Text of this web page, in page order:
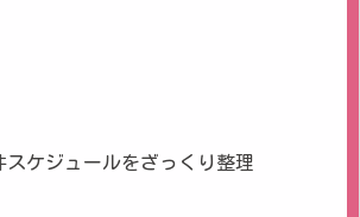
スケジュールをざっくり整理